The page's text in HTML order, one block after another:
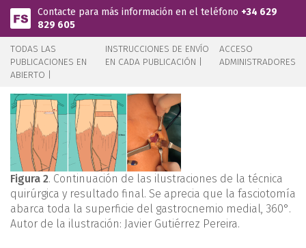
Pasar al contenido principal
Contacte para más información en el teléfono +34 629
829 605
TODAS LAS
PUBLICACIONES EN
ABIERTO |
INSTRUCCIONES DE ENVÍO
EN CADA PUBLICACIÓN |
ACCESO
ADMINISTRADORES
Figura 2. Continuación de las ilustraciones de la técnica
quirúrgica y resultado final. Se aprecia que la fasciotomía
abarca toda la superficie del gastrocnemio medial, 360°.
Autor de la ilustración: Javier Gutiérrez Pereira.